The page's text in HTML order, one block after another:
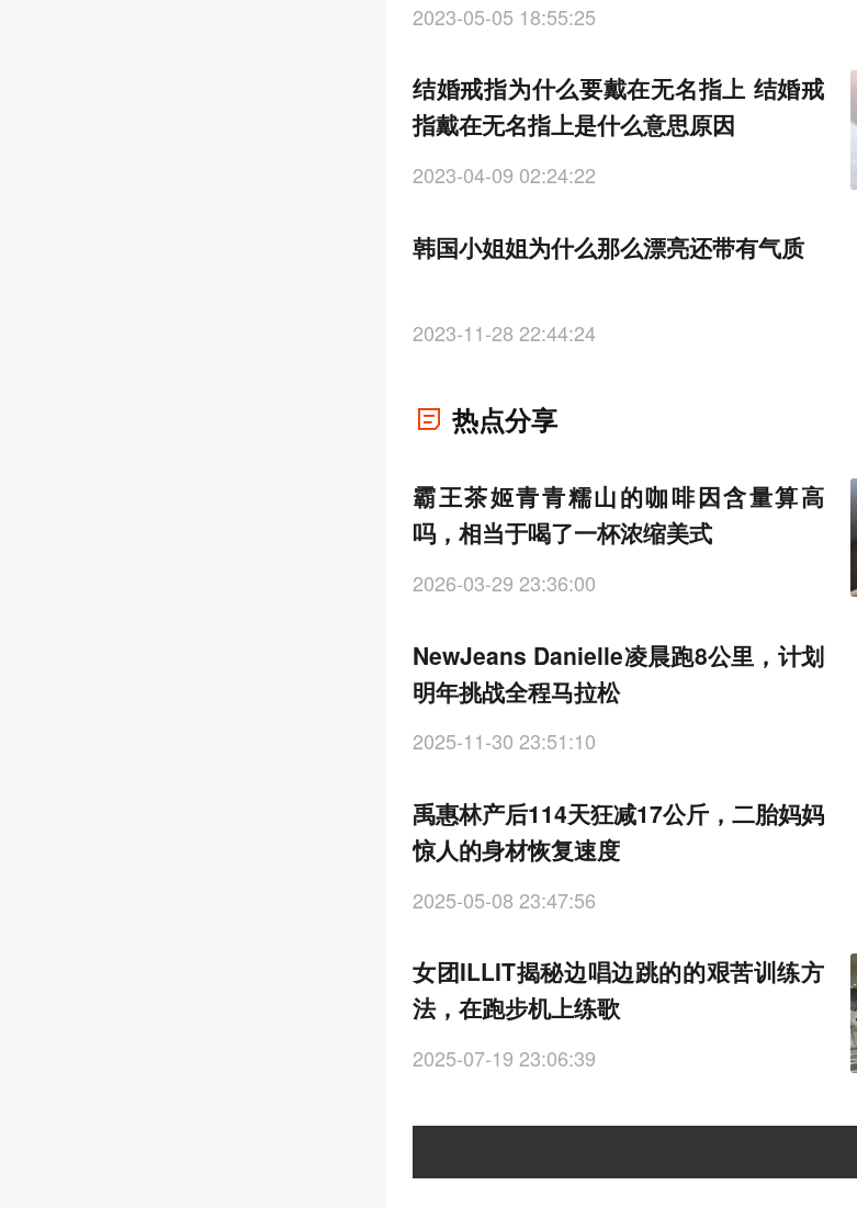
2023-05-05 18:55:25
结婚戒指为什么要戴在无名指上 结婚戒
指戴在无名指上是什么意思原因
2023-04-09 02:24:22
韩国小姐姐为什么那么漂亮还带有气质
2023-11-28 22:44:24
热点分享
霸王茶姬青青糯山的咖啡因含量算高
吗，相当于喝了一杯浓缩美式
2026-03-29 23:36:00
NewJeans Danielle凌晨跑8公里，计划
明年挑战全程马拉松
2025-11-30 23:51:10
禹惠林产后114天狂减17公斤，二胎妈妈
惊人的身材恢复速度
2025-05-08 23:47:56
女团ILLIT揭秘边唱边跳的的艰苦训练方
法，在跑步机上练歌
2025-07-19 23:06:39